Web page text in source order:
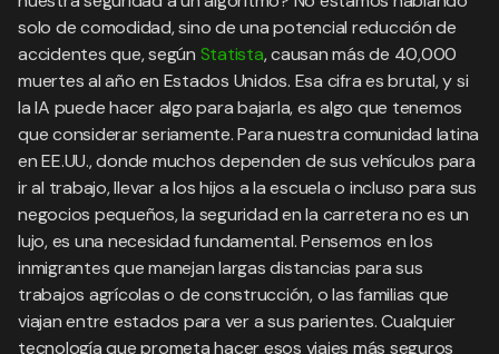
solo de comodidad, sino de una potencial reducción de
accidentes que, según Statista, causan más de 40,000
muertes al año en Estados Unidos. Esa cifra es brutal, y si
la IA puede hacer algo para bajarla, es algo que tenemos
que considerar seriamente. Para nuestra comunidad latina
en EE.UU., donde muchos dependen de sus vehículos para
ir al trabajo, llevar a los hijos a la escuela o incluso para sus
negocios pequeños, la seguridad en la carretera no es un
lujo, es una necesidad fundamental. Pensemos en los
inmigrantes que manejan largas distancias para sus
trabajos agrícolas o de construcción, o las familias que
viajan entre estados para ver a sus parientes. Cualquier
tecnología que prometa hacer esos viajes más seguros